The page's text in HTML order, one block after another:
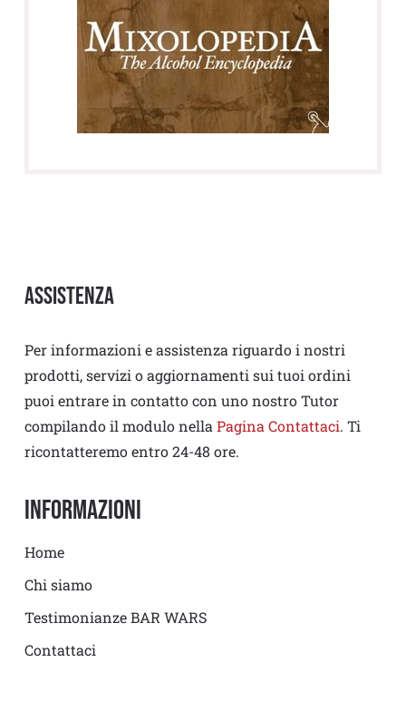
Assistenza
Per informazioni e assistenza riguardo i nostri
prodotti, servizi o aggiornamenti sui tuoi ordini
puoi entrare in contatto con uno nostro Tutor
compilando il modulo nellaPagina Contattaci. Ti
ricontatteremo entro 24-48 ore.
Informazioni
Home
Chi siamo
Testimonianze BAR WARS
Contattaci